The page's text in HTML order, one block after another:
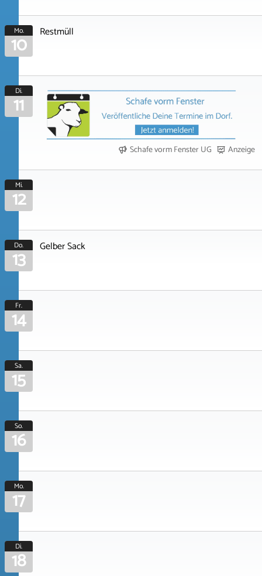
Mo.
10 Restmüll
Di.
11
Schafe vorm Fenster UG Anzeige
Mi.
12
Do.
13 Gelber Sack
Fr.
14
Sa.
15
So.
16
Mo.
17
Di.
18